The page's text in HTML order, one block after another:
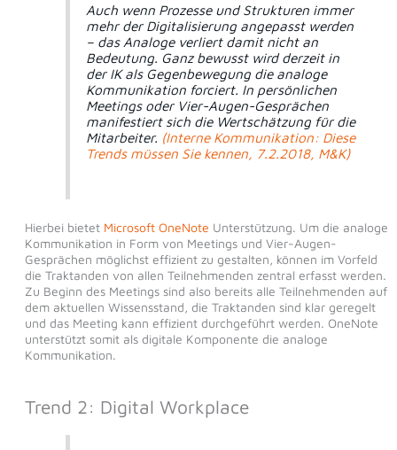
Auch wenn Prozesse und Strukturen immer
mehr der Digitalisierung angepasst werden
– das Analoge verliert damit nicht an
Bedeutung. Ganz bewusst wird derzeit in
der IK als Gegenbewegung die analoge
Kommunikation forciert. In persönlichen
Meetings oder Vier-Augen-Gesprächen
manifestiert sich die Wertschätzung für die
Mitarbeiter. (Interne Kommunikation: Diese
Trends müssen Sie kennen, 7.2.2018, M&K)
Hierbei bietet Microsoft OneNote Unterstützung. Um die analoge
Kommunikation in Form von Meetings und Vier-Augen-
Gesprächen möglichst effizient zu gestalten, können im Vorfeld
die Traktanden von allen Teilnehmenden zentral erfasst werden.
Zu Beginn des Meetings sind also bereits alle Teilnehmenden auf
dem aktuellen Wissensstand, die Traktanden sind klar geregelt
und das Meeting kann effizient durchgeführt werden. OneNote
unterstützt somit als digitale Komponente die analoge
Kommunikation.
Trend 2: Digital Workplace